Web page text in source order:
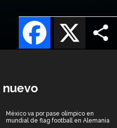
X
Facebook
nuevo
México va por pase olímpico en
mundial de flag football en Alemania